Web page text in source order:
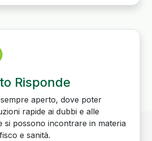
Risponde
aperto, dove poter
rapide ai dubbi e alle
si possono incontrare in materia
e sanità.